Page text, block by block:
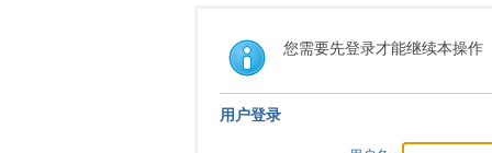
索
您需要先登录才能继续本操作
用户登录